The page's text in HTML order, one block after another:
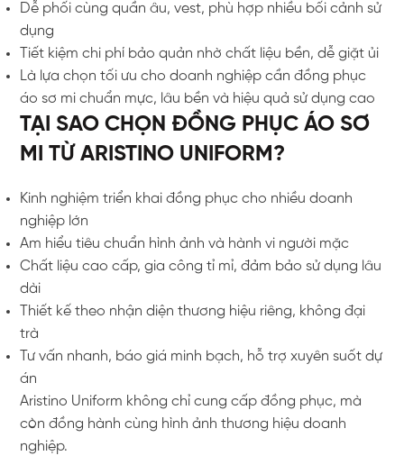
Dễ phối cùng quần âu, vest, phù hợp nhiều bối cảnh sử
dụng
Tiết kiệm chi phí bảo quản nhờ chất liệu bền, dễ giặt ủi
Là lựa chọn tối ưu cho doanh nghiệp cần đồng phục
áo sơ mi chuẩn mực, lâu bền và hiệu quả sử dụng cao
TẠI SAO CHỌN ĐỒNG PHỤC ÁO SƠ
MI TỪ ARISTINO UNIFORM?
Kinh nghiệm triển khai đồng phục cho nhiều doanh
nghiệp lớn
Am hiểu tiêu chuẩn hình ảnh và hành vi người mặc
Chất liệu cao cấp, gia công tỉ mỉ, đảm bảo sử dụng lâu
dài
Thiết kế theo nhận diện thương hiệu riêng, không đại
trà
Tư vấn nhanh, báo giá minh bạch, hỗ trợ xuyên suốt dự
án
Aristino Uniform không chỉ cung cấp đồng phục, mà
còn đồng hành cùng hình ảnh thương hiệu doanh
nghiệp.